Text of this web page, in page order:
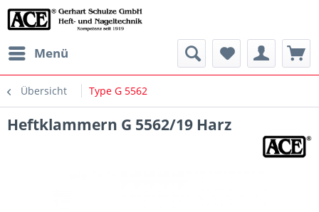
Menü
Übersicht Type G 5562
Heftklammern G 5562/19 Harz